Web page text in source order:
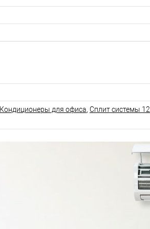
Кондиционеры для офиса, Сплит системы